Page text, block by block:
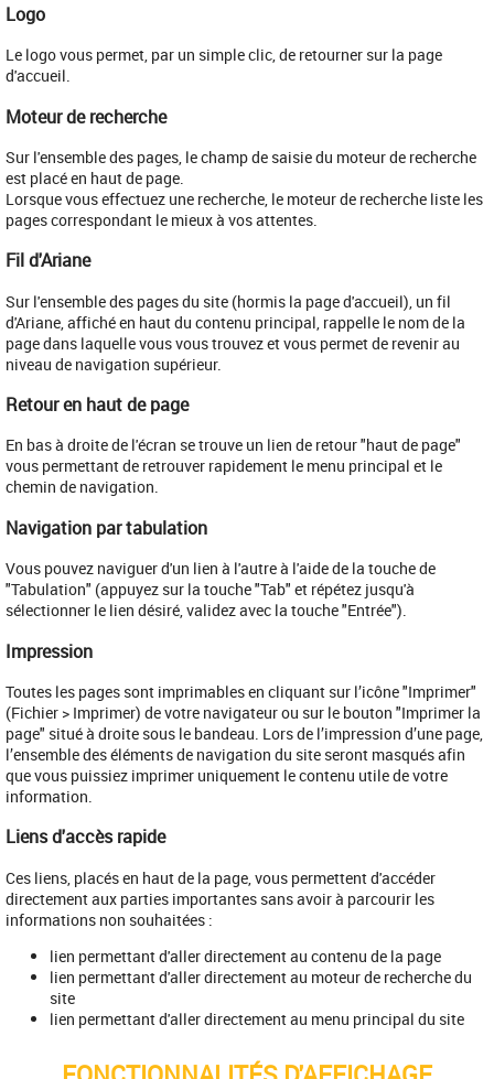
Logo
​Le logo vous permet, par un simple clic, de retourner sur la page
d'accueil.
Moteur de recherche
Sur l'ensemble des pages, le champ de saisie du moteur de recherche
est placé en haut de page.
Lorsque vous effectuez une recherche, le moteur de recherche liste les
pages correspondant le mieux à vos attentes.
Fil d'Ariane
​Sur l'ensemble des pages du site (hormis la page d'accueil), un fil
d'Ariane, affiché en haut du contenu principal, rappelle le nom de la
page dans laquelle vous vous trouvez et vous permet de revenir au
niveau de navigation supérieur.
Retour en haut de page
En bas à droite de l'écran se trouve un lien de retour "haut de page"
vous permettant de retrouver rapidement le menu principal et le
chemin de navigation.
Navigation par tabulation
Vous pouvez naviguer d'un lien à l'autre à l'aide de la touche de
"Tabulation" (appuyez sur la touche "Tab" et répétez jusqu'à
sélectionner le lien désiré, validez avec la touche "Entrée").
Impression
Toutes les pages sont imprimables en cliquant sur l’icône "Imprimer"
(Fichier > Imprimer) de votre navigateur ou sur le bouton "Imprimer la
page" situé à droite sous le bandeau. Lors de l’impression d’une page,
l’ensemble des éléments de navigation du site seront masqués afin
que vous puissiez imprimer uniquement le contenu utile de votre
information.
Liens d'accès rapide
Ces liens, placés en haut de la page, vous permettent d'accéder
directement aux parties importantes sans avoir à parcourir les
informations non souhaitées :
lien permettant d'aller directement au contenu de la page
lien permettant d'aller directement au moteur de recherche du
site
lien permettant d'aller directement au menu principal du site